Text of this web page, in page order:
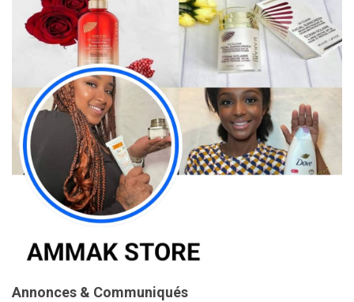
Annonces & Communiqués